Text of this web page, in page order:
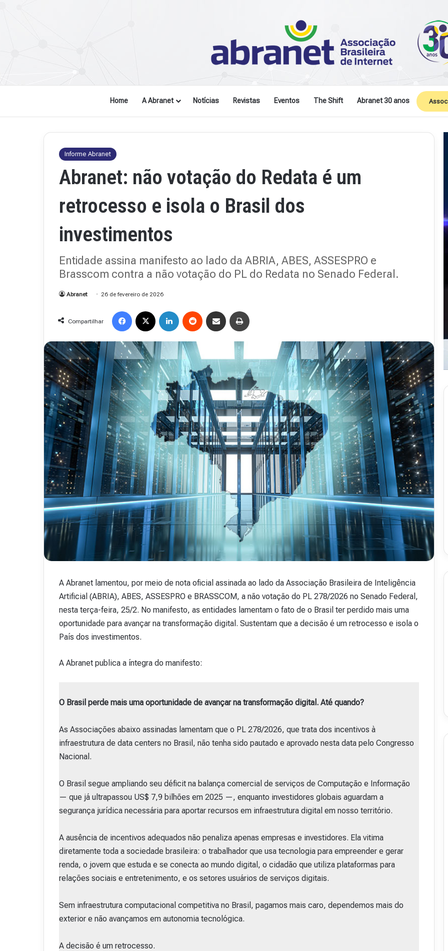
Home A Abranet Notícias Revistas Eventos The Shift Abranet 30 anos
Informe Abranet
Abranet: não votação do Redata é um
retrocesso e isola o Brasil dos
investimentos
Entidade assina manifesto ao lado da ABRIA, ABES, ASSESPRO e
Brasscom contra a não votação do PL do Redata no Senado Federal.
Abranet 26 de fevereiro de 2026
Compartilhar
Facebook Linkedin Reddit Compartilhar via e-mail
A Abranet lamentou, por meio de nota oficial assinada ao lado da Associação Brasileira de Inteligência
Artificial (ABRIA), ABES, ASSESPRO e BRASSCOM, a não votação do PL 278/2026 no Senado Federal,
nesta terça-feira, 25/2. No manifesto, as entidades lamentam o fato de o Brasil ter perdido mais uma
oportunidade para avançar na transformação digital. Sustentam que a decisão é um retrocesso e isola o
País dos investimentos.
A Abranet publica a íntegra do manifesto:
O Brasil perde mais uma oportunidade de avançar na transformação digital. Até quando?
As Associações abaixo assinadas lamentam que o PL 278/2026, que trata dos incentivos à
infraestrutura de data centers no Brasil, não tenha sido pautado e aprovado nesta data pelo Congresso
Nacional.
O Brasil segue ampliando seu déficit na balança comercial de serviços de Computação e Informação
— que já ultrapassou US$ 7,9 bilhões em 2025 —, enquanto investidores globais aguardam a
segurança jurídica necessária para aportar recursos em infraestrutura digital em nosso território.
A ausência de incentivos adequados não penaliza apenas empresas e investidores. Ela vitima
diretamente toda a sociedade brasileira: o trabalhador que usa tecnologia para empreender e gerar
renda, o jovem que estuda e se conecta ao mundo digital, o cidadão que utiliza plataformas para
relações sociais e entretenimento, e os setores usuários de serviços digitais.
Sem infraestrutura computacional competitiva no Brasil, pagamos mais caro, dependemos mais do
exterior e não avançamos em autonomia tecnológica.
A decisão é um retrocesso.
Revista
Abranet
48
15 de outubro de 2025
Revista Abranet . 48
Revista
Abranet
.
50
16 de julho de 2026
Revista Abranet . 50